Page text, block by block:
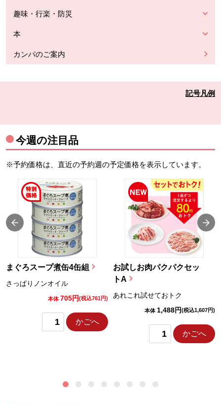
趣味・行楽・防災
本
カンパのご案内
記号凡例
今週の注目品
※予約価格は、直近の予約週の予定価格を表示しています。
まぐろスープ煮缶4缶組
さっぱりノンオイル
本体 705円(税込761円)
かごへ
お試しお肉パクパクセッ
トA
あれこれ試せておトク
本体 1,488円(税込1,607円)
かごへ